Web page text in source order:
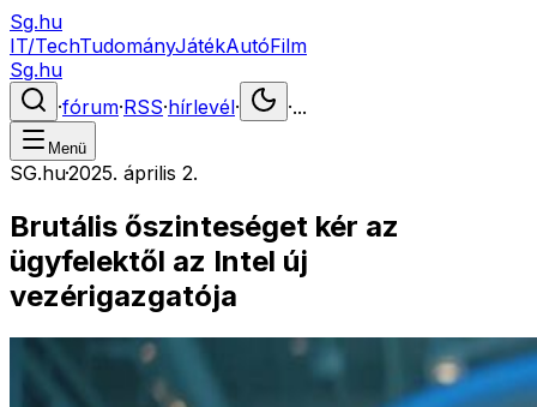
Sg.hu
IT/TechTudományJátékAutóFilm
Sg.hu
·fórum·RSS·hírlevél· ·...
Menü
SG.hu·2025. április 2.
Brutális őszinteséget kér az
ügyfelektől az Intel új
vezérigazgatója